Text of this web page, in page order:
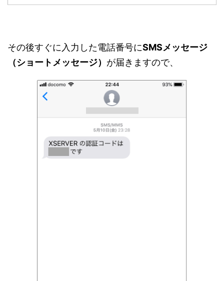
その後すぐに入力した電話番号にSMSメッセージ
（ショートメッセージ） が届きますので、